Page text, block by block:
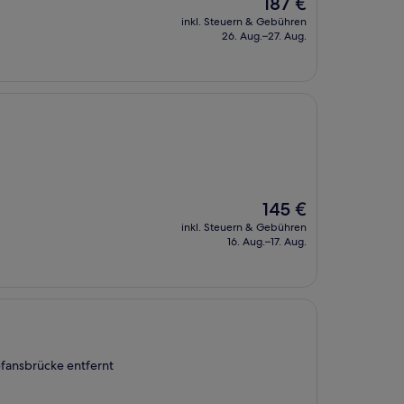
Preis
beträgt
inkl. Steuern & Gebühren
26. Aug.–27. Aug.
Der
Preis
beträgt
145 €
inkl. Steuern & Gebühren
16. Aug.–17. Aug.
entfernt